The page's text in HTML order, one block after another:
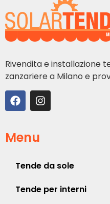
Rivendita e installazione
zanzariere a Milano e
Menu
Tende da sole
Tende per interni